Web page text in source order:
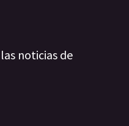
noticias de